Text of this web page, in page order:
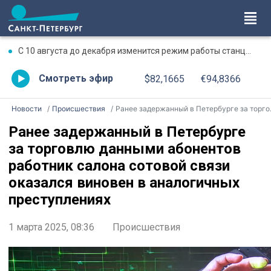
С 10 августа до декабря изменится режим работы станции метро «Чкаловская»
Смотреть эфир $82,1665 €94,8366
Новости Происшествия Ранее задержанный в Петербурге за торговлю данными абонентов работник салона сотовой связи оказался виновен в аналогичных преступлениях
Ранее задержанный в Петербурге
за торговлю данными абонентов
работник салона сотовой связи
оказался виновен в аналогичных
преступлениях
1 марта 2025, 08:36 Происшествия